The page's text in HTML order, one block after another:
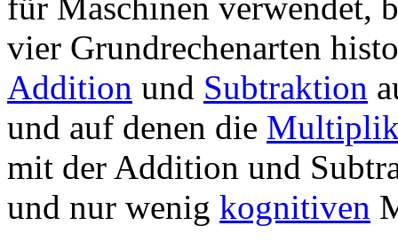
für Maschinen verwendet,
vier Grundrechenarten
Addition und Subtraktion
und auf denen die
mit der Addition und
und nur wenig kognitiven